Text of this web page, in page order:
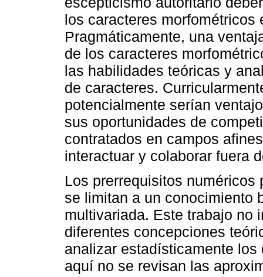
los caracteres
Pragmáticamente, una
de los caracteres
las habilidades teóricas y
de caracteres.
potencialmente serían
sus oportunidades de
contratados en campos
interactuar y colaborar fuera
Los prerrequisitos
se limitan a un conocimiento
multivariada. Este trabajo no
diferentes concepciones
analizar estadísticamente
aquí no se revisan las